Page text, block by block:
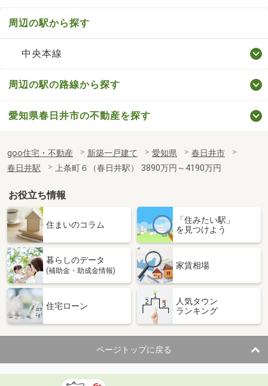
周辺の駅から探す
中央本線
周辺の駅の路線から探す
愛知県春日井市の不動産を探す
goo住宅・不動産 新築一戸建て 愛知県
春日井市
春日井駅
上条町６（春日井駅） 3890万円～4190万円
お役立ち情報
住まいのコラム
「住みたい駅」
を見つけよう
暮らしのデータ
(補助金・助成金情報)
家賃相場
住宅ローン
人気タウン
ランキング
ページトップに戻る